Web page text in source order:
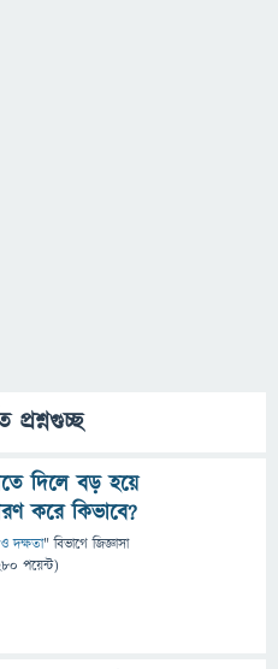
প্রশ্নগুচ্ছ
দিলে বড় হয়ে
করে কিভাবে?
ও দক্ষতা" বিভাগে জিজ্ঞাসা
পয়েন্ট)